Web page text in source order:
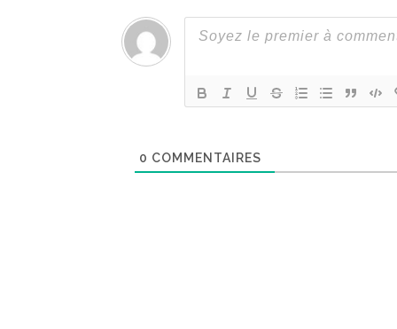
0 COMMENTAIRES